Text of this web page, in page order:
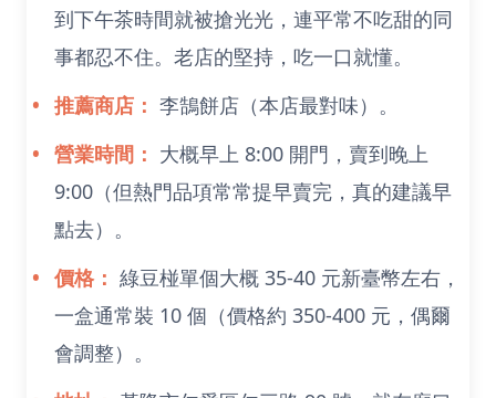
到下午茶時間就被搶光光，連平常不吃甜的同
事都忍不住。老店的堅持，吃一口就懂。
推薦商店： 李鵠餅店（本店最對味）。
營業時間： 大概早上 8:00 開門，賣到晚上
9:00（但熱門品項常常提早賣完，真的建議早
點去）。
價格： 綠豆椪單個大概 35-40 元新臺幣左右，
一盒通常裝 10 個（價格約 350-400 元，偶爾
會調整）。